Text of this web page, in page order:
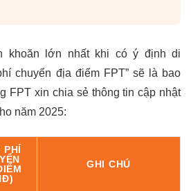
khoăn lớn nhất khi có ý định di
chuyển địa điểm FPT” sẽ là bao
FPT xin chia sẻ thông tin cập nhật
năm 2025:
PHÍ
GHI CHÚ